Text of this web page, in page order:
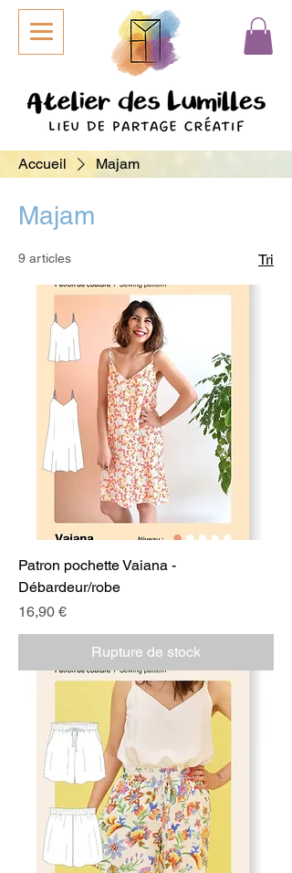
Accueil Majam
Majam
9 articles Tri
Patron pochette Vaiana -
Débardeur/robe
Prix
16,90 €
Rupture de stock